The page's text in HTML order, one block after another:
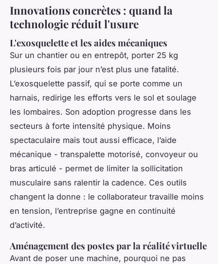
Innovations concrètes : quand la
technologie réduit l'usure
L'exosquelette et les aides mécaniques
Sur un chantier ou en entrepôt, porter 25 kg
plusieurs fois par jour n’est plus une fatalité.
L’exosquelette passif, qui se porte comme un
harnais, redirige les efforts vers le sol et soulage
les lombaires. Son adoption progresse dans les
secteurs à forte intensité physique. Moins
spectaculaire mais tout aussi efficace, l’aide
mécanique - transpalette motorisé, convoyeur ou
bras articulé - permet de limiter la sollicitation
musculaire sans ralentir la cadence. Ces outils
changent la donne : le collaborateur travaille moins
en tension, l’entreprise gagne en continuité
d’activité.
Aménagement des postes par la réalité virtuelle
Avant de poser une machine, pourquoi ne pas